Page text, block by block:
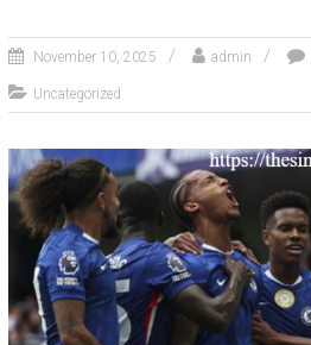
November 10, 2025 admin
Uncategorized